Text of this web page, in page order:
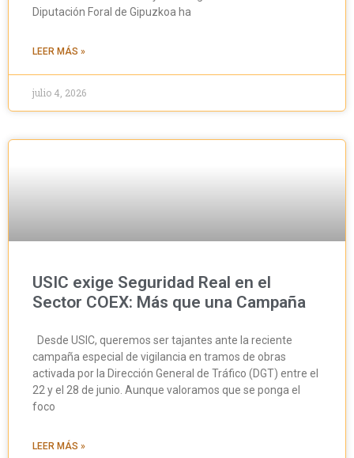
Diputación Foral de Gipuzkoa ha
LEER MÁS »
julio 4, 2026
USIC exige Seguridad Real en el
Sector COEX: Más que una Campaña
Desde USIC, queremos ser tajantes ante la reciente
campaña especial de vigilancia en tramos de obras
activada por la Dirección General de Tráfico (DGT) entre el
22 y el 28 de junio. Aunque valoramos que se ponga el
foco
LEER MÁS »